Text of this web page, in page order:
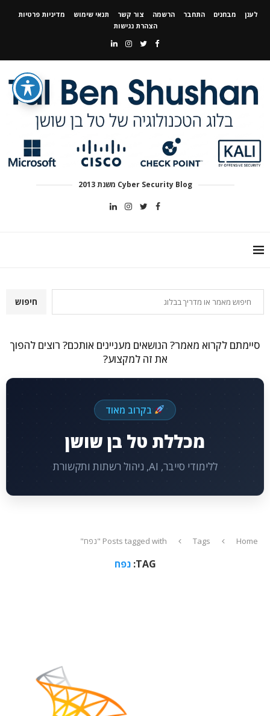
לענן מבחנים התחבר הרשמה צור קשר תנאי שימוש
מדיניות פרטיות
הצהרת נגישות
Cyber Security Blog משנת 2013
חיפוש
סיימתם לקרוא מאמר? הנושאים מעניינים אותכם? רוצים להפוך
את זה למקצוע?
בקרוב מאוד
מכללת טל בן שושן
ללימודי סייבר, AI, ניהול רשתות ותקשורת
Home
Tags Posts tagged with "נפח"
TAG: נפח